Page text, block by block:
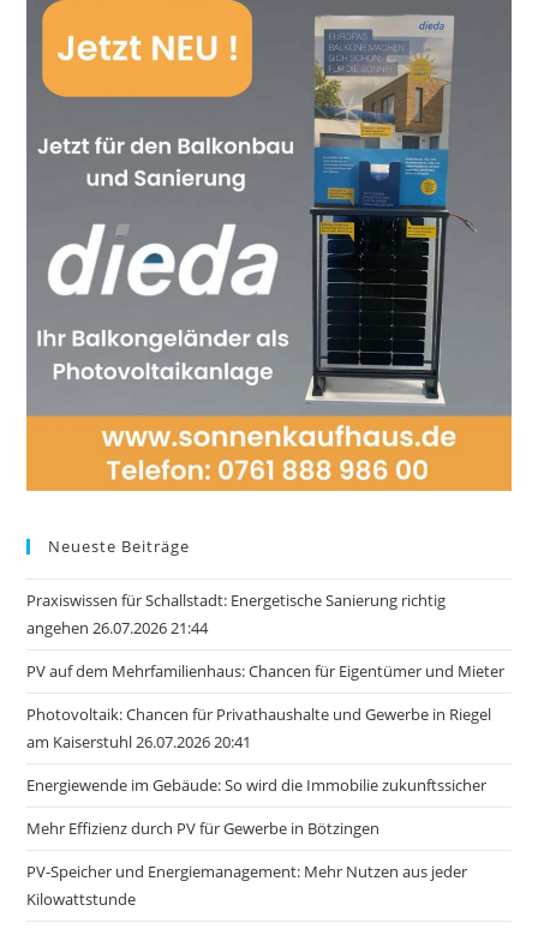
Neueste Beiträge
Praxiswissen für Schallstadt: Energetische Sanierung richtig
angehen 26.07.2026 21:44
PV auf dem Mehrfamilienhaus: Chancen für Eigentümer und Mieter
Photovoltaik: Chancen für Privathaushalte und Gewerbe in Riegel
am Kaiserstuhl 26.07.2026 20:41
Energiewende im Gebäude: So wird die Immobilie zukunftssicher
Mehr Effizienz durch PV für Gewerbe in Bötzingen
PV-Speicher und Energiemanagement: Mehr Nutzen aus jeder
Kilowattstunde